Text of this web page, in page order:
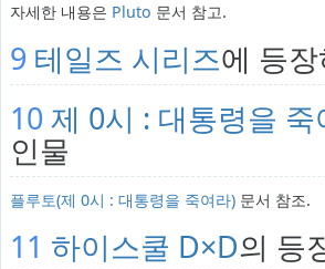
자세한 내용은 Pluto 문서 참고.
9 테일즈 시리즈에 등
10 제 0시 : 대통령을 죽
인물
플루토(제 0시 : 대통령을 죽여라)문서 참조.
11 하이스쿨 D×D의 등